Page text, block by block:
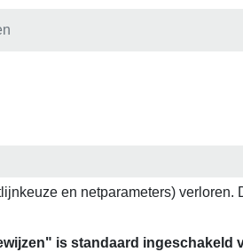
en netparameters) verloren.
is standaard ingeschakeld